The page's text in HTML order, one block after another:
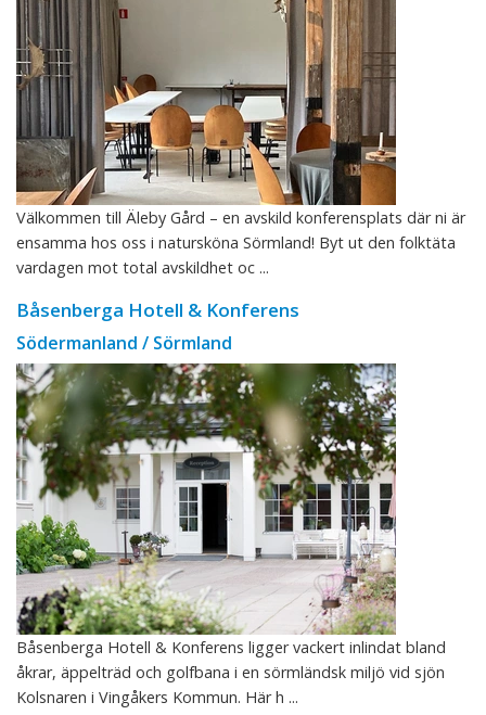
Välkommen till Äleby Gård – en avskild konferensplats där ni är
ensamma hos oss i natursköna Sörmland! Byt ut den folktäta
vardagen mot total avskildhet oc ...
Båsenberga Hotell & Konferens
Södermanland / Sörmland
Båsenberga Hotell & Konferens ligger vackert inlindat bland
åkrar, äppelträd och golfbana i en sörmländsk miljö vid sjön
Kolsnaren i Vingåkers Kommun. Här h ...